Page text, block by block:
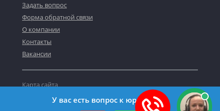
Задать вопрос
Форма обратной связи
О компании
Контакты
Вакансии
Карта сайта
Политика персональных данных
У вас есть вопрос к юристу?